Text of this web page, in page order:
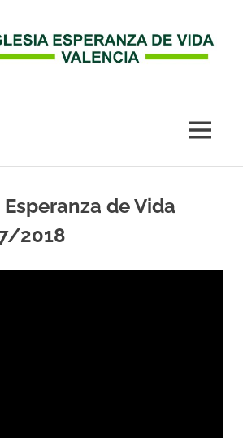
MENÚ
de Vida
2018